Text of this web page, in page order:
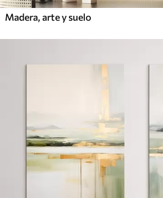
Madera, arte y suelo